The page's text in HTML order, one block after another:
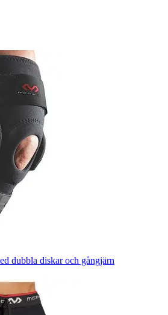
dubbla diskar och gångjärn